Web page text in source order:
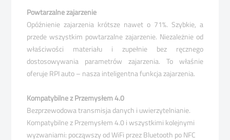
Powtarzalnezajarzenie
Opóźnienie zajarzenia krótsze nawet o 71%. Szybkie, a
przede wszystkim powtarzalne zajarzenie. Niezależnie od
właściwości materiału i zupełnie bez ręcznego
dostosowywania parametrów zajarzenia. To właśnie
oferuje RPI auto – nasza inteligentnafunkcja zajarzenia.
Kompatybilne zPrzemysłem 4.0
Bezprzewodowa transmisja danych i uwierzytelnianie.
Kompatybilne z Przemysłem 4.0 i wszystkimi kolejnymi
wyzwaniami: począwszy od WiFi przez Bluetooth po NFC